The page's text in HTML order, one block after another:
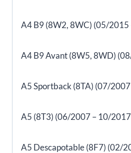
A4 B9 (8W2, 8WC) (05/2015
A4 B9 Avant (8W5, 8WD)
A5 Sportback (8TA) (07/
A5 (8T3) (06/2007 – 10/
A5 Descapotable (8F7) (02/